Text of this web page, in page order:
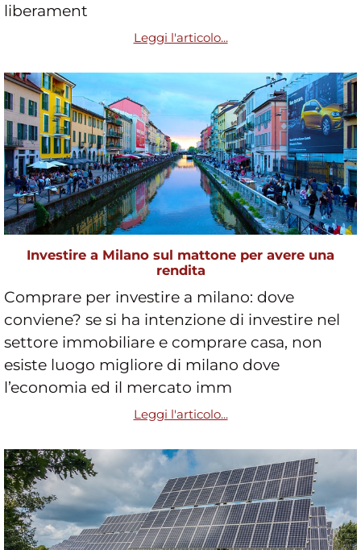
liberament
Leggi l'articolo...
Investire a Milano sul mattone per avere una
rendita
Comprare per investire a milano: dove
conviene? se si ha intenzione di investire nel
settore immobiliare e comprare casa, non
esiste luogo migliore di milano dove
l’economia ed il mercato imm
Leggi l'articolo...